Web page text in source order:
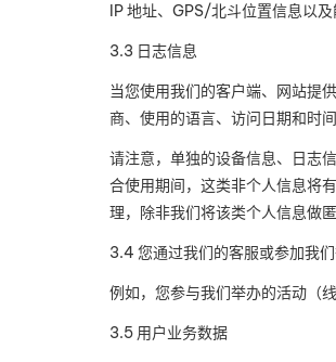
IP地址、 GPS/北斗位置信息以
3.3 日志信息
当您使用我们的客户端、网站提
商、使用的语言、访问日期和时
请注意，单独的设备信息、日志
合使用期间，这类非个人信息将
理，除非我们将该类个人信息做
3.4 您通过我们的客服或参加我
例如，您参与我们举办的活动（
3.5 用户业务数据